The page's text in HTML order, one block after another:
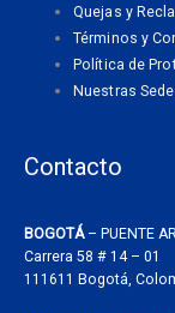
Quejas y
Términos y
Política de
Nuestras
Contacto
BOGOTÁ– PUENTE
Carrera 58 # 14 – 01
111611 Bogotá,